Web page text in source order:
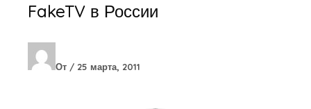
FakeTV в России
От / 25 марта, 2011